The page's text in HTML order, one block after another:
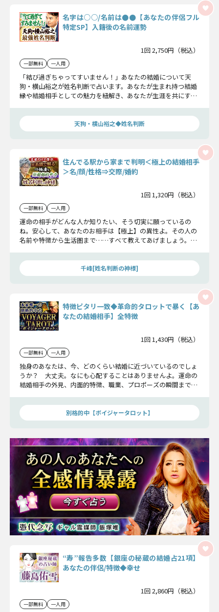
名字は○○/名前は●●【あなたの伴侶フル
特定SP】入籍後の名前運勢
1回 2,750円（税込）
一部無料 一人用
「結び過ぎちゃってすいません！」あなたの結婚について天
狗・横山裕之が姓名判断で占います。あなたが生まれ持つ結婚
縁や結婚相手としての魅力を紐解き、あなたが生涯を共にする
天狗・横山裕之◆姓名判断
住んでる駅から家まで判明＜極上の結婚相手
＞名/顔/性格⇒交際/婚約
1回 1,320円（税込）
一部無料 一人用
運命の相手がどんな人か知りたい、そう切実に願っているの
ね。安心して、あなたのお相手は【極上】の異性よ。その人の
名前や特徴から生活圏まで……すべて教えてあげましょう。一
千峰[姓名判断の神様]
特徴ピタリ一致◆革命的タロットで暴く【あ
なたの結婚相手】全特徴
1回 1,430円（税込）
一部無料 一人用
独身のあなたは、今、どのくらい結婚に近づいているのでしょ
うか？ 大丈夫。なにも心配することはありませんよ。運命の
結婚相手の外見、内面的特徴、職業、プロポーズの瞬間まで暴
別格的中【ボイジャータロット】
“寿”報告多数【銀座の秘蔵の結婚占21項】
あなたの伴侶/特徴◆幸せ
1回 2,860円（税込）
一部無料 一人用